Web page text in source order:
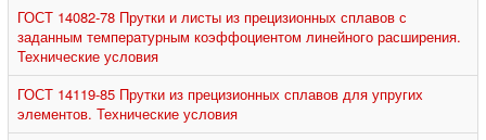
ГОСТ 14082-78 Прутки и листы из прецизионных сплавов с
заданным температурным коэффоциентом линейного расширения.
Технические условия
ГОСТ 14119-85 Прутки из прецизионных сплавов для упругих
элементов. Технические условия